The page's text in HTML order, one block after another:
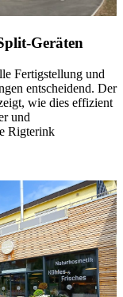
Geräten
Fertigstellung und
entscheidend. Der
wie dies effizient
und
Rigterink